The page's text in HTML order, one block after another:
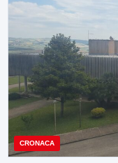
CRONACA